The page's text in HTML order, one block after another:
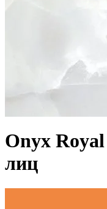
Onyx
лиц